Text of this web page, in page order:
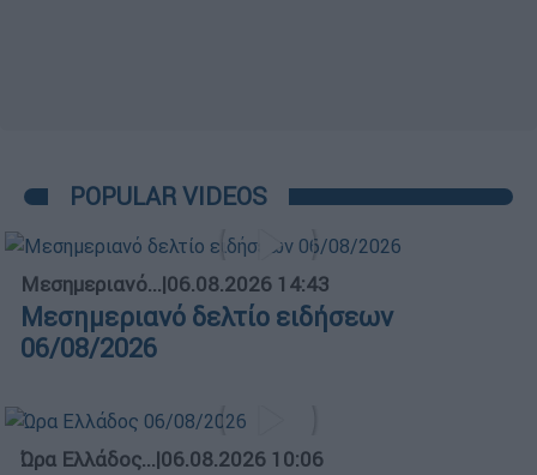
POPULAR VIDEOS
Μεσημεριανό...|06.08.2026 14:43
Μεσημεριανό δελτίο ειδήσεων
06/08/2026
Ώρα Ελλάδος...|06.08.2026 10:06